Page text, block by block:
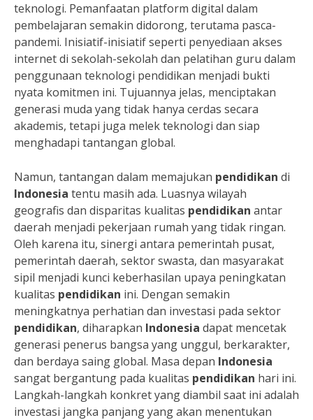
teknologi. Pemanfaatan platform digital dalam
pembelajaran semakin didorong, terutama pasca-
pandemi. Inisiatif-inisiatif seperti penyediaan akses
internet di sekolah-sekolah dan pelatihan guru dalam
penggunaan teknologi pendidikan menjadi bukti
nyata komitmen ini. Tujuannya jelas, menciptakan
generasi muda yang tidak hanya cerdas secara
akademis, tetapi juga melek teknologi dan siap
menghadapi tantangan global.
Namun, tantangan dalam memajukan pendidikan di
Indonesia tentu masih ada. Luasnya wilayah
geografis dan disparitas kualitas pendidikan antar
daerah menjadi pekerjaan rumah yang tidak ringan.
Oleh karena itu, sinergi antara pemerintah pusat,
pemerintah daerah, sektor swasta, dan masyarakat
sipil menjadi kunci keberhasilan upaya peningkatan
kualitas pendidikan ini. Dengan semakin
meningkatnya perhatian dan investasi pada sektor
pendidikan, diharapkan Indonesia dapat mencetak
generasi penerus bangsa yang unggul, berkarakter,
dan berdaya saing global. Masa depan Indonesia
sangat bergantung pada kualitas pendidikan hari ini.
Langkah-langkah konkret yang diambil saat ini adalah
investasi jangka panjang yang akan menentukan